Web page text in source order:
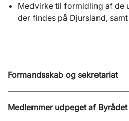
Medvirke til formidling af de
der findes på Djursland,
Formandsskab og sekretariat
Medlemmer udpeget af